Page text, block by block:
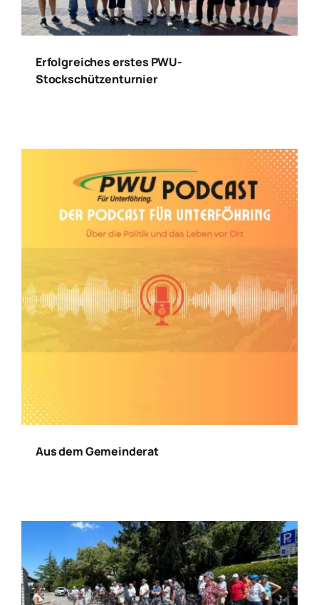
Erfolgreiches erstes PWU-
Stockschützenturnier
Aus dem Gemeinderat